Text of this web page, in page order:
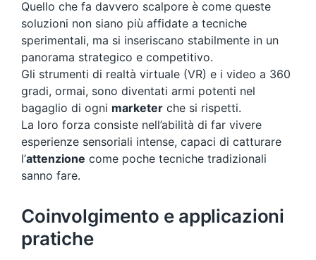
Quello che fa davvero scalpore è come queste
soluzioni non siano più affidate a tecniche
sperimentali, ma si inseriscano stabilmente in un
panorama strategico e competitivo.
Gli strumenti di realtà virtuale (VR) e i video a 360
gradi, ormai, sono diventati armi potenti nel
bagaglio di ogni marketer che si rispetti.
La loro forza consiste nell’abilità di far vivere
esperienze sensoriali intense, capaci di catturare
l’attenzione come poche tecniche tradizionali
sanno fare.
Coinvolgimento e applicazioni
pratiche